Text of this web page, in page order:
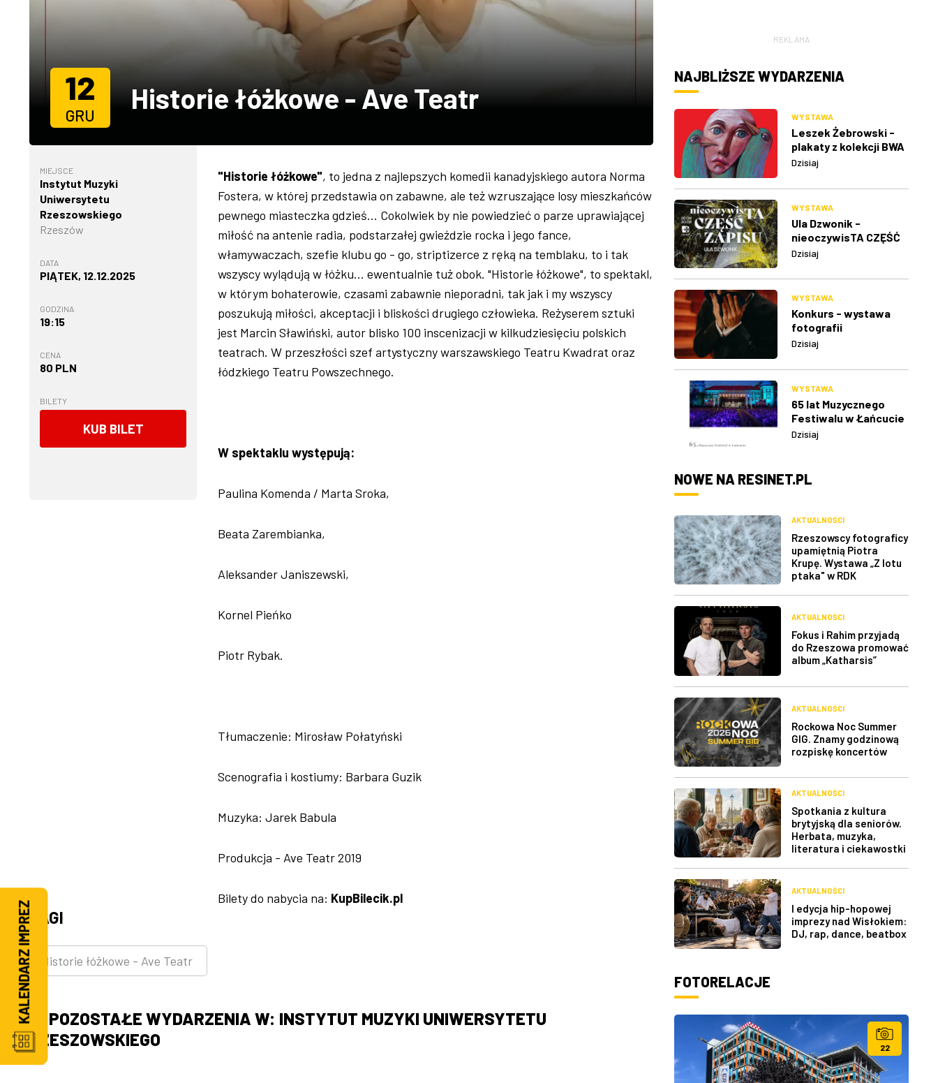
12
GRU
Historie łóżkowe - Ave Teatr
MIEJSCE
Instytut Muzyki
Uniwersytetu
Rzeszowskiego
Rzeszów
DATA
PIĄTEK, 12.12.2025
GODZINA
19:15
CENA
80 PLN
BILETY
KUB BILET
"Historie łóżkowe", to jedna z najlepszych komedii kanadyjskiego autora Norma
Fostera, w której przedstawia on zabawne, ale też wzruszające losy mieszkańców
pewnego miasteczka gdzieś... Cokolwiek by nie powiedzieć o parze uprawiającej
miłość na antenie radia, podstarzałej gwieździe rocka i jego fance,
włamywaczach, szefie klubu go - go, striptizerce z ręką na temblaku, to i tak
wszyscy wylądują w łóżku... ewentualnie tuż obok. "Historie łóżkowe", to spektakl,
w którym bohaterowie, czasami zabawnie nieporadni, tak jak i my wszyscy
poszukują miłości, akceptacji i bliskości drugiego człowieka. Reżyserem sztuki
jest Marcin Sławiński, autor blisko 100 inscenizacji w kilkudziesięciu polskich
teatrach. W przeszłości szef artystyczny warszawskiego Teatru Kwadrat oraz
łódzkiego Teatru Powszechnego.
W spektaklu występują:
Paulina Komenda / Marta Sroka,
Beata Zarembianka,
Aleksander Janiszewski,
Kornel Pieńko
Piotr Rybak.
Tłumaczenie: Mirosław Połatyński
Scenografia i kostiumy: Barbara Guzik
Muzyka: Jarek Babula
Produkcja - Ave Teatr 2019
Bilety do nabycia na: KupBilecik.pl
TAGI
Historie łóżkowe - Ave Teatr
POZOSTAŁE WYDARZENIA W: INSTYTUT MUZYKI UNIWERSYTETU
RZESZOWSKIEGO
REKLAMA
NAJBLIŻSZE WYDARZENIA
WYSTAWA
Leszek Żebrowski -
plakaty z kolekcji BWA
w Rzeszowie
Dzisiaj
WYSTAWA
Ula Dzwonik -
nieoczywisTA CZĘŚĆ
ZAPISU
Dzisiaj
WYSTAWA
Konkurs - wystawa
fotografii
Dzisiaj
WYSTAWA
65 lat Muzycznego
Festiwalu w Łańcucie
Dzisiaj
NOWE NA RESINET.PL
AKTUALNOŚCI
Rzeszowscy fotograficy
upamiętnią Piotra
Krupę. Wystawa „Z lotu
ptaka" w RDK
AKTUALNOŚCI
Fokus i Rahim przyjadą
do Rzeszowa promować
album „Katharsis”
AKTUALNOŚCI
Rockowa Noc Summer
GIG. Znamy godzinową
rozpiskę koncertów
AKTUALNOŚCI
Spotkania z kultura
brytyjską dla seniorów.
Herbata, muzyka,
literatura i ciekawostki
AKTUALNOŚCI
I edycja hip-hopowej
imprezy nad Wisłokiem:
DJ, rap, dance, beatbox
FOTORELACJE
22
KALENDARZ IMPREZ